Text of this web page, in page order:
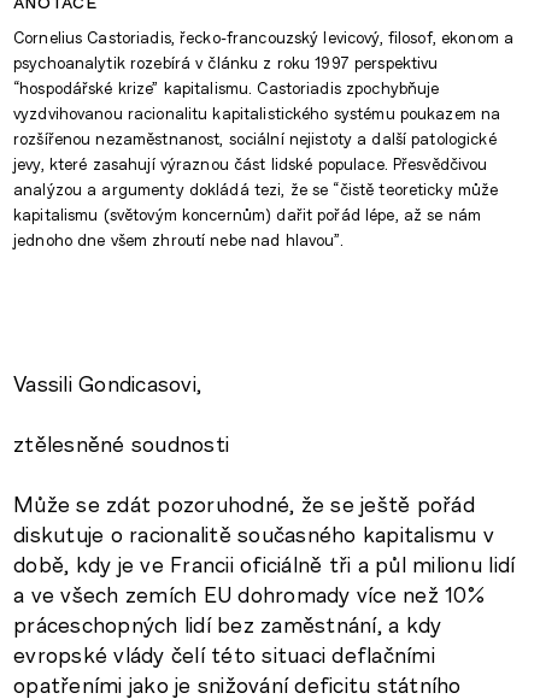
Cornelius Castoriadis, řecko-francouzský levicový, filosof, ekonom a
psychoanalytik rozebírá v článku z roku 1997 perspektivu
“hospodářské krize” kapitalismu. Castoriadis zpochybňuje
vyzdvihovanou racionalitu kapitalistického systému poukazem na
rozšířenou nezaměstnanost, sociální nejistoty a další patologické
jevy, které zasahují výraznou část lidské populace. Přesvědčivou
analýzou a argumenty dokládá tezi, že se “čistě teoreticky může
kapitalismu (světovým koncernům) dařit pořád lépe, až se nám
jednoho dne všem zhroutí nebe nad hlavou”.
Vassili Gondicasovi,
ztělesněné soudnosti
Může se zdát pozoruhodné, že se ještě pořád
diskutuje o racionalitě současného kapitalismu v
době, kdy je ve Francii oficiálně tři a půl milionu lidí
a ve všech zemích EU dohromady více než 10%
práceschopných lidí bez zaměstnání, a kdy
evropské vlády čelí této situaci deflačními
opatřeními jako je snižování deficitu státního